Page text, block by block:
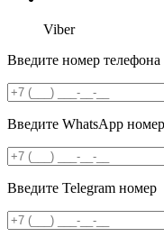
Viber
Введите номер телефона
Введите WhatsApp номер
Введите Telegram номер